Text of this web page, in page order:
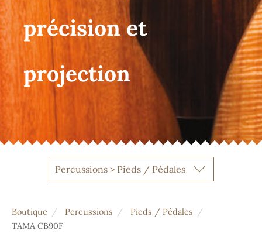
précision et
projection
Percussions > Pieds / Pédales
Boutique Percussions
Pieds / Pédales
TAMA CB90F